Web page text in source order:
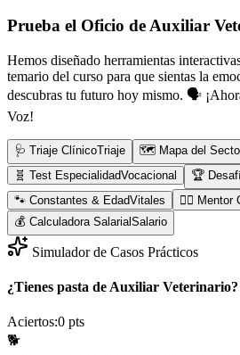
Prueba el Oficio de Auxiliar
Hemos diseñado herramientas
temario del curso para que sientas la
descubras tu futuro hoy mismo. 🗣️
Voz!
🩺 Triaje ClínicoTriaje 🗺️ Mapa del
🧬 Test EspecialidadVocacional 🏆
🐾 Constantes & EdadVitales 👨‍⚕️ Mentor
💰 Calculadora SalarialSalario
Simulador de Casos Prácticos
¿Tienes pasta de Auxiliar Veterinario?
Aciertos:0 pts
🐕